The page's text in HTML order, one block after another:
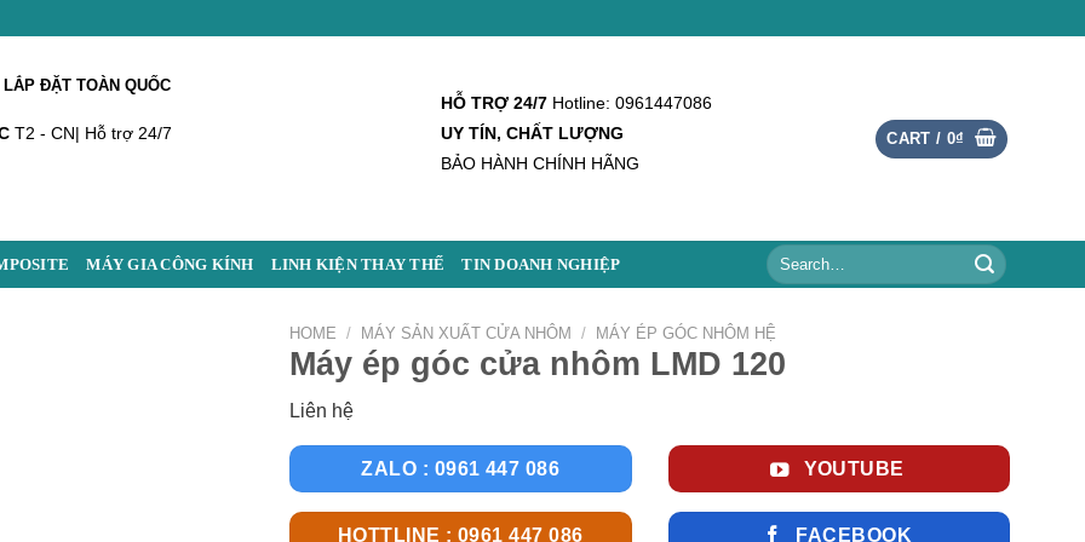
ĐẶT TOÀN QUỐC
T2 - CN| Hỗ trợ 24/7
HỖ TRỢ 24/7Hotline: 0961447086
UY TÍN, CHẤT LƯỢNG
BẢO HÀNH CHÍNH HÃNG
CART / 0₫
MÁY GIA CÔNG KÍNH LINH KIỆN THAY THẾ TIN DOANH NGHIỆP
Search
for:
HOME / MÁY SẢN XUẤT CỬA NHÔM / MÁY ÉP GÓC NHÔM HỆ
Máy ép góc cửa nhôm LMD 120
Liên hệ
ZALO : 0961 447 086
HOTTLINE : 0961 447 086
YOUTUBE
FACEBOOK